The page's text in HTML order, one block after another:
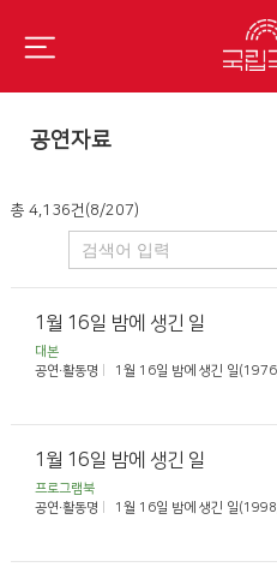
공연자료
총 4,136건(8/207)
1월 16일 밤에 생긴 일
대본
공연·활동명
1월 16일 밤에 생긴 일
1월 16일 밤에 생긴 일
프로그램북
공연·활동명
1월 16일 밤에 생긴 일